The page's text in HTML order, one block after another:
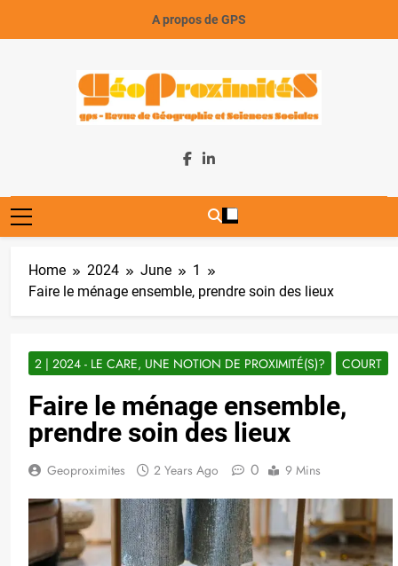
A propos de GPS
GeoProximiteS
Home 2024 June
1
Faire le ménage ensemble, prendre soin des lieux
2 | 2024 - LE CARE, UNE NOTION DE PROXIMITÉ(S)? COURT
Faire le ménage ensemble,
prendre soin des lieux
Geoproximites 2 Years Ago 0 9 Mins